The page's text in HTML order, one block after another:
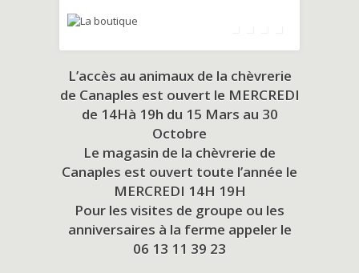
L’accès au animaux de la chèvrerie
de Canaples est ouvert le MERCREDI
de 14Hà 19h du 15 Mars au 30
Octobre
Le magasin de la chèvrerie de
Canaples est ouvert toute l’année le
MERCREDI 14H 19H
Pour les visites de groupe ou les
anniversaires à la ferme appeler le
06 13 11 39 23